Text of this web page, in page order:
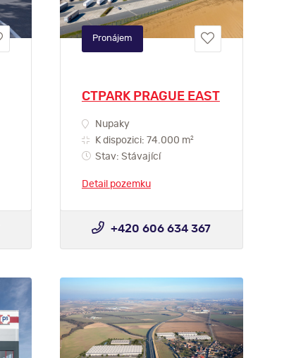
CTPARK PRAGUE EAST
Nupaky
K dispozici: 74.000 m2
Stav: Stávající
Detail pozemku
Pronájem
+420 606 634 367